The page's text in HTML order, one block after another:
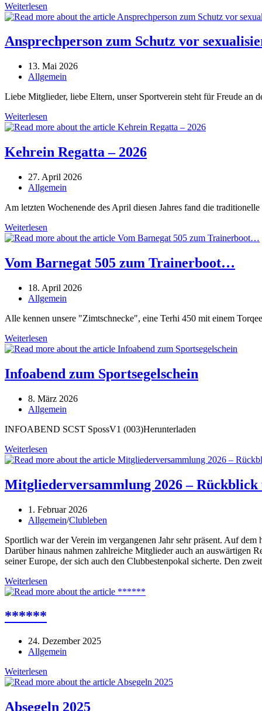
Weiterlesen
NRW
Ansprechperson zum Schutz vor
Beitrag
veröffentlicht:
13. Mai 2026
Beitrags-
Allgemein
Liebe Mitglieder, liebe Eltern, unser Sportverein steht für Freude an
Weiterlesen
zum
vor
sexualisierter
interpersoneller
Gewalt
Kehrein Regatta – 2026
Beitrag
veröffentlicht:
27. April 2026
Beitrags-
Allgemein
Am letzten Wochenende des April diesen Jahres fand die
Weiterlesen
Regatta
Vom Barnegat 505 zum Trainerboot…
Beitrag
veröffentlicht:
18. April 2026
Beitrags-
Allgemein
Alle kennen unsere "Zimtschnecke", eine Terhi 450 mit einem
Weiterlesen
Barnegat
zum
Trainerboot…
Infoabend zum Sportsegelschein
Beitrag
veröffentlicht:
8. März 2026
Beitrags-
Allgemein
INFOABEND SCST SpossV1 (003)Herunterladen
Weiterlesen
zum
Mitgliederversammlung 2026 – Rückblick
Beitrag
veröffentlicht:
1. Februar 2026
Beitrags-
Allgemein/Clubleben
Sportlich war der Verein im vergangenen Jahr sehr präsent. Auf
Darüber hinaus nahmen zahlreiche Mitglieder auch an auswärtigen
seiner Europe, der sich auch den Clubbestenpokal sicherte. Den
Weiterlesen
2026
******
Beitrag
veröffentlicht:
24. Dezember 2025
Beitrags-
Allgemein
Weiterlesen
Absegeln 2025